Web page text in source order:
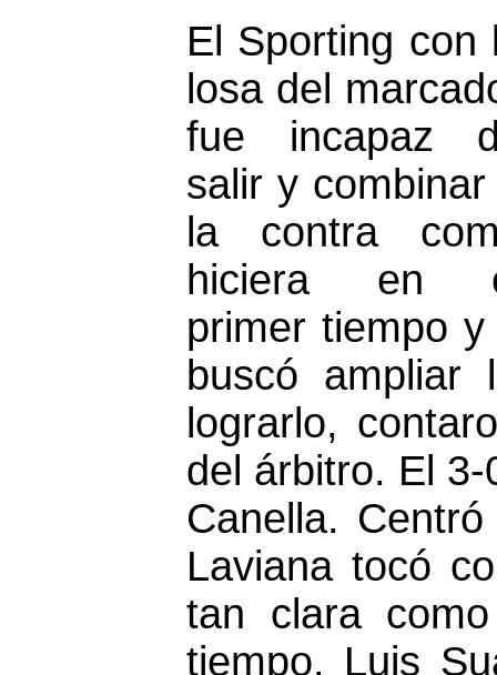
El Sporting con
losa del
fue incapaz
salir y combinar
la contra
hiciera en
primer tiempo
buscó ampliar
lograrlo,
del árbitro. El
Canella.
Laviana tocó
tan clara
tiempo. Luis